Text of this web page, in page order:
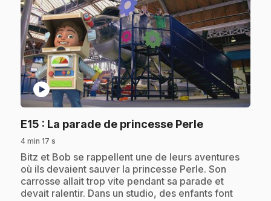
play_circle
E15 : La parade de princesse Perle.
4 min 17 s
.Bitz et Bob se rappellent une de leurs aventures
où ils devaient sauver la princesse Perle. Son
carrosse allait trop vite pendant sa parade et
devait ralentir. Dans un studio, des enfants font